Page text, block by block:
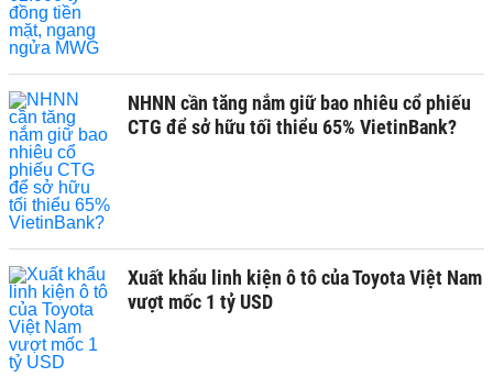
NHNN cần tăng nắm giữ bao nhiêu cổ phiếu
CTG để sở hữu tối thiểu 65% VietinBank?
Xuất khẩu linh kiện ô tô của Toyota Việt Nam
vượt mốc 1 tỷ USD